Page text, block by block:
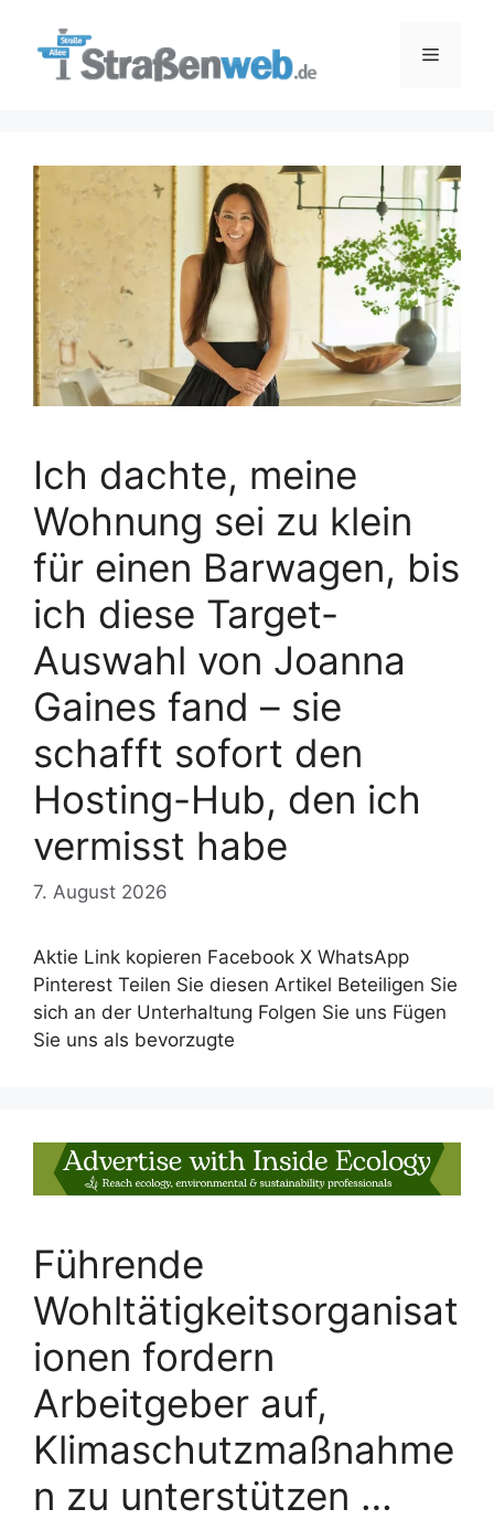
Menü
Ich dachte, meine
Wohnung sei zu klein
für einen Barwagen, bis
ich diese Target-
Auswahl von Joanna
Gaines fand – sie
schafft sofort den
Hosting-Hub, den ich
vermisst habe
7. August 2026
Aktie Link kopieren Facebook X WhatsApp
Pinterest Teilen Sie diesen Artikel Beteiligen Sie
sich an der Unterhaltung Folgen Sie uns Fügen
Sie uns als bevorzugte
Führende
Wohltätigkeitsorganisat
ionen fordern
Arbeitgeber auf,
Klimaschutzmaßnahme
n zu unterstützen …